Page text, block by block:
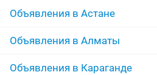
Объявления в Астане
Объявления в Алматы
Объявления в Караганде